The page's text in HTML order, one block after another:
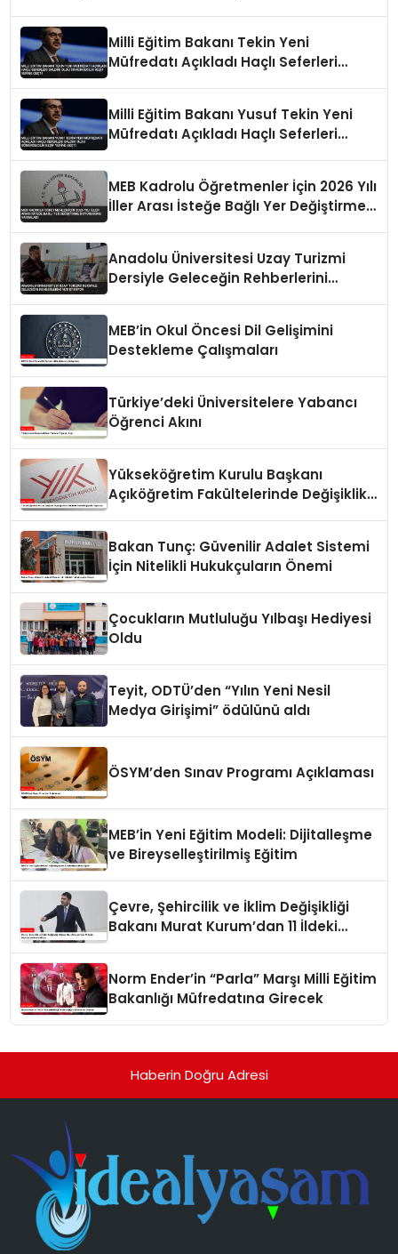
Milli Eğitim Bakanı Tekin Yeni
Müfredatı Açıkladı Haçlı Seferleri
Milli Eğitim Bakanı Yusuf Tekin Yeni
Müfredatı Açıkladı Haçlı Seferleri
MEB Kadrolu Öğretmenler İçin 2026 Yılı
İller Arası İsteğe Bağlı Yer Değiştirme
Anadolu Üniversitesi Uzay Turizmi
Dersiyle Geleceğin Rehberlerini
MEB’in Okul Öncesi Dil Gelişimini
Destekleme Çalışmaları
Türkiye’deki Üniversitelere Yabancı
Öğrenci Akını
Yükseköğretim Kurulu Başkanı
Açıköğretim Fakültelerinde Değişiklik
Bakan Tunç: Güvenilir Adalet Sistemi
İçin Nitelikli Hukukçuların Önemi
Çocukların Mutluluğu Yılbaşı Hediyesi
Oldu
Teyit, ODTÜ’den “Yılın Yeni Nesil
Medya Girişimi” ödülünü aldı
ÖSYM’den Sınav Programı Açıklaması
MEB’in Yeni Eğitim Modeli: Dijitalleşme
ve Bireyselleştirilmiş Eğitim
Çevre, Şehircilik ve İklim Değişikliği
Bakanı Murat Kurum’dan 11 İldeki
Norm Ender’in “Parla” Marşı Milli Eğitim
Bakanlığı Müfredatına Girecek
Haberin Doğru Adresi